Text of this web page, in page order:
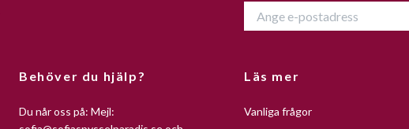
Behöver du hjälp?
Du når oss på: Mejl:
Läs mer
Vanliga frågor